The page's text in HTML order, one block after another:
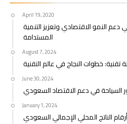
April 19, 2020
دعم النمو الاقتصادي وتعزيز التنمية
المستدامة
August 7, 2024
خطوات النجاح في عالم التقنية
June 30, 2024
السياحة في دعم الاقتصاد السعودي
January 1, 2024
أرقام الناتج المحلي الإجمالي السعودي